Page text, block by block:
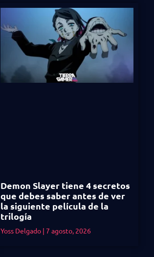
Demon Slayer tiene 4 secretos
que debes saber antes de ver
la siguiente película de la
trilogía
Yoss Delgado 7 agosto, 2026